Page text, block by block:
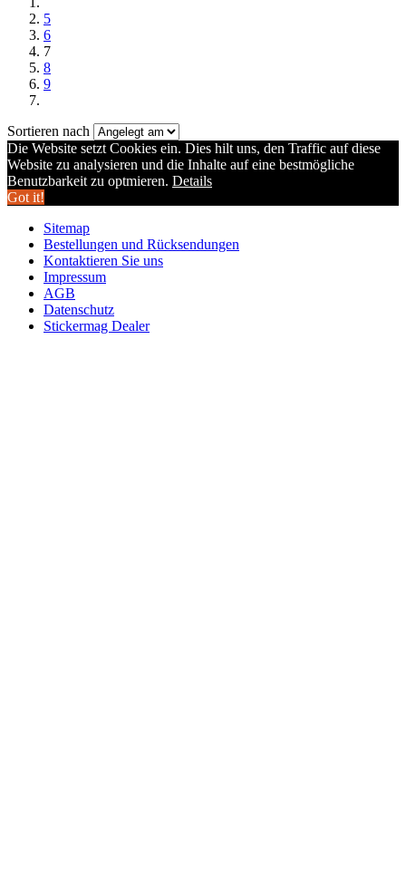
5
6
7
8
9
Sortieren nach
Die Website setzt Cookies ein. Dies hilt uns, den Traffic auf diese
Website zu analysieren und die Inhalte auf eine bestmögliche
Benutzbarkeit zu optmieren. Details
Got it!
Sitemap
Bestellungen und Rücksendungen
Kontaktieren Sie uns
Impressum
AGB
Datenschutz
Stickermag Dealer